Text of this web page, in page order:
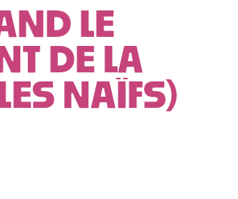
LE
DE LA
NAÏFS)